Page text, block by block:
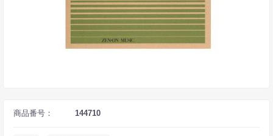
商品番号： 144710